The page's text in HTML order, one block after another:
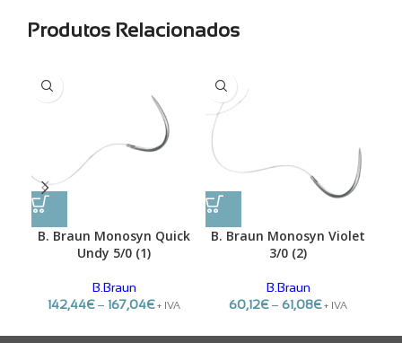
Produtos Relacionados
B. Braun Monosyn Quick
Undy 5/0 (1)
B.Braun
142,44€ – 167,04€ + IVA
B. Braun Monosyn Violet
3/0 (2)
B.Braun
60,12€ – 61,08€ + IVA